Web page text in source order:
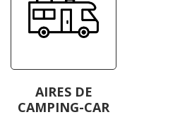
AIRES DE
CAMPING-CAR